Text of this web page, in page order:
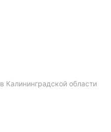
Калининградской области